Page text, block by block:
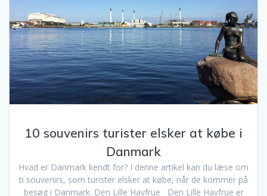
10 souvenirs turister elsker at købe i
Danmark
Hvad er Danmark kendt for? I denne artikel kan du læse om
ti souvenirs, som turister elsker at købe, når de kommer på
besøg i Danmark. Den Lille Havfrue Den Lille Havfrue er